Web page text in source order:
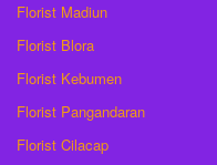
Florist Madiun
Florist Blora
Florist Kebumen
Florist Pangandaran
Florist Cilacap